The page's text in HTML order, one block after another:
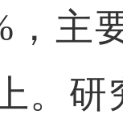
，主
。